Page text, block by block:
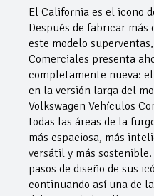
El California es el icono
Después de fabricar más
este modelo
Comerciales presenta
completamente nueva:
en la versión larga del
Volkswagen Vehículos
todas las áreas de la
más espaciosa, más
versátil y más sostenible.
pasos de diseño de sus
continuando así una de